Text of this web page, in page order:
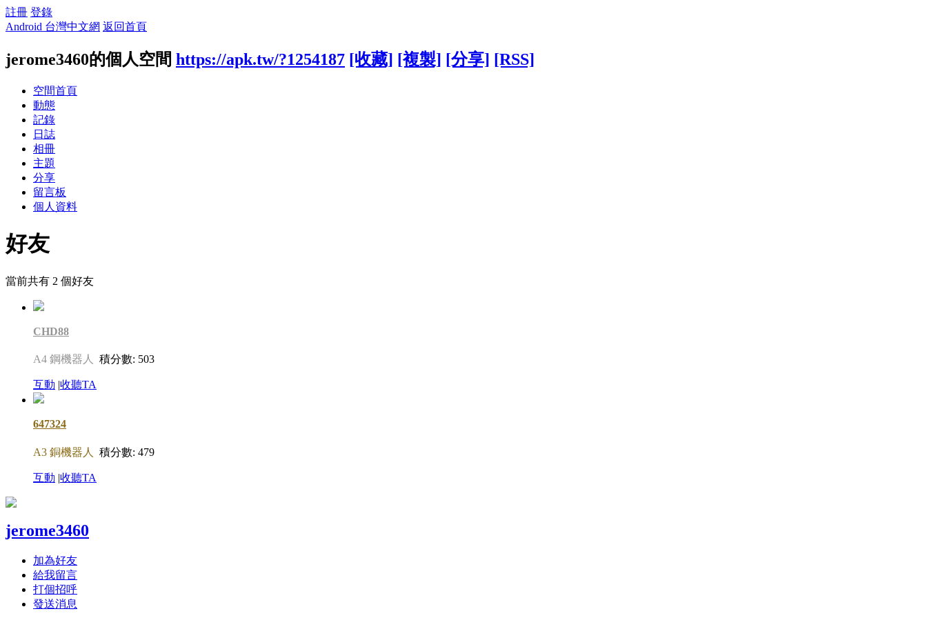
註冊 登錄
Android 台灣中文網 返回首頁
jerome3460的個人空間 https://apk.tw/?1254187 [收藏] [複製] [分享] [RSS]
空間首頁
動態
記錄
日誌
相冊
主題
分享
留言板
個人資料
好友
當前共有 2 個好友
CHD88
A4 鋼機器人 積分數: 503
互動 |收聽TA
647324
A3 銅機器人 積分數: 479
互動 |收聽TA
jerome3460
加為好友
給我留言
打個招呼
發送消息